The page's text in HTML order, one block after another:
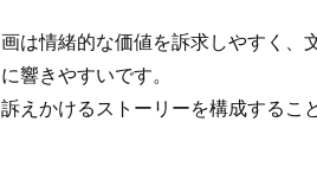
は情緒的な価値を訴求しやすく、
響きやすいです。
えかけるストーリーを構成するこ